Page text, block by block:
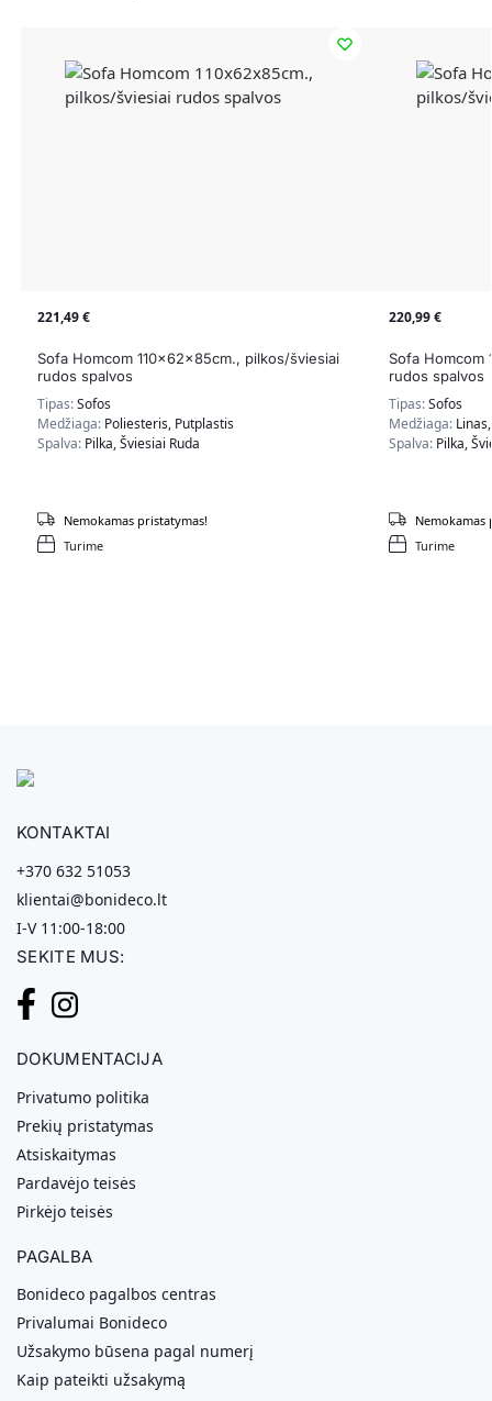
221,49€
Sofa Homcom 110x62x85cm., pilkos/šviesiai
rudos spalvos
Tipas:Sofos
Medžiaga: Poliesteris, Putplastis
Spalva: Pilka, Šviesiai Ruda
Turime
Nemokamas pristatymas!
220,99€
Sofa Homcom
rudos spalvos
Tipas:Sofos
Medžiaga:
Spalva: Pilka,
Turime
Nemokamas
KONTAKTAI
+370 632 51053
klientai@bonideco.lt
I-V 11:00-18:00
SEKITE MUS:
DOKUMENTACIJA
Privatumo politika
Prekių pristatymas
Atsiskaitymas
Pardavėjo teisės
Pirkėjo teisės
PAGALBA
Bonideco pagalbos centras
Privalumai Bonideco
Užsakymo būsena pagal numerį
Kaip pateikti užsakymą